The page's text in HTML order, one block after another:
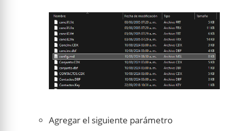
Agregar el siguiente parámetro